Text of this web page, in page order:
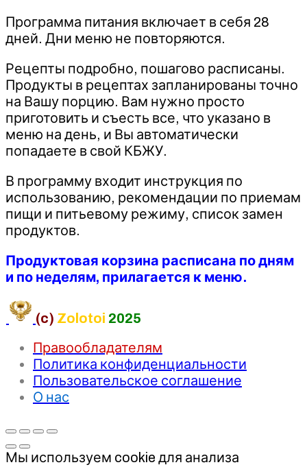
Программа питания включает в себя 28
дней. Дни меню не повторяются.
Рецепты подробно, пошагово расписаны.
Продукты в рецептах запланированы точно
на Вашу порцию. Вам нужно просто
приготовить и съесть все, что указано в
меню на день, и Вы автоматически
попадаете в свой КБЖУ.
В программу входит инструкция по
использованию, рекомендации по приемам
пищи и питьевому режиму, список замен
продуктов.
Продуктовая корзина расписана по дням
и по неделям, прилагается к меню.
(c) Zolotoi 2025
Правообладателям
Политика конфиденциальности
Пользовательское соглашение
О нас
Мы используем cookie для анализа